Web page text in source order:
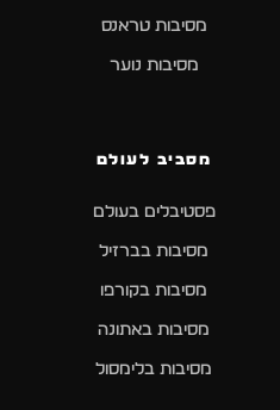
מסיבות טראנס
מסיבות נוער
מסביב לעולם
פסטיבלים בעולם
מסיבות בברזיל
מסיבות בקורפו
מסיבות באתונה
מסיבות בלימסול